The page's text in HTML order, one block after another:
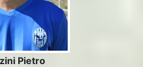
Pietro